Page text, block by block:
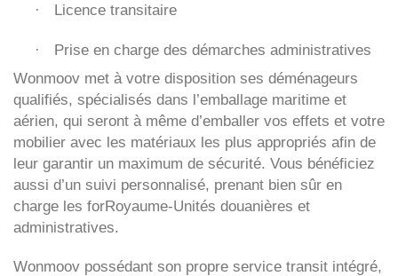
· Licence transitaire
·
Prise en charge des démarches administratives
Wonmoov met à votre disposition ses déménageurs
qualifiés, spécialisés dans l’emballage maritime et
aérien, qui seront à même d’emballer vos effets et votre
mobilier avec les matériaux les plus appropriés afin de
leur garantir un maximum de sécurité. Vous bénéficiez
aussi d’un suivi personnalisé, prenant bien sûr en
charge les forRoyaume-Unités douanières et
administratives.
Wonmoov possédant son propre service transit intégré,